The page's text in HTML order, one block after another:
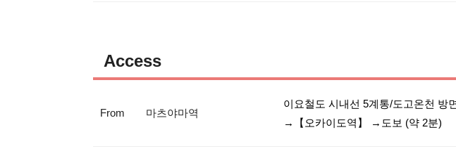
Access
From 마츠야마역
이요철도 시내선 5계통/도고온천 방
→【오카이도역】 →도보 (약 2분)